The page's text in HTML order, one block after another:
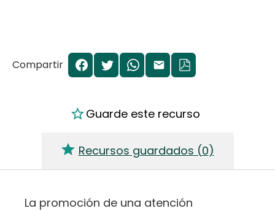
Compartir
Guarde este recurso
Recursos guardados (0)
La promoción de una atención